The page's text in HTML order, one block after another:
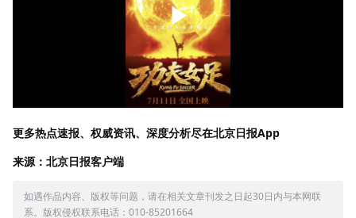
更多热点速报、权威资讯、深度分析尽在北京日报App
来源：北京日报客户端
如遇作品内容、版权等问题，请在相关文章刊发之日起30日内与本网联
系。版权侵权联系电话：010-85201664